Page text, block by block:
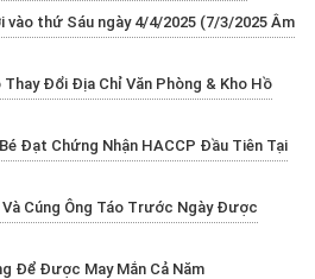
vào thứ Sáu ngày 4/4/2025 (7/3/2025 Âm
Thay Đổi Địa Chỉ Văn Phòng & Kho Hồ
Đạt Chứng Nhận HACCP Đầu Tiên Tại
Cúng Ông Táo Trước Ngày Được
Để Được May Mắn Cả Năm